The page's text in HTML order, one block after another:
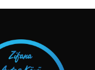
TAKIP ET